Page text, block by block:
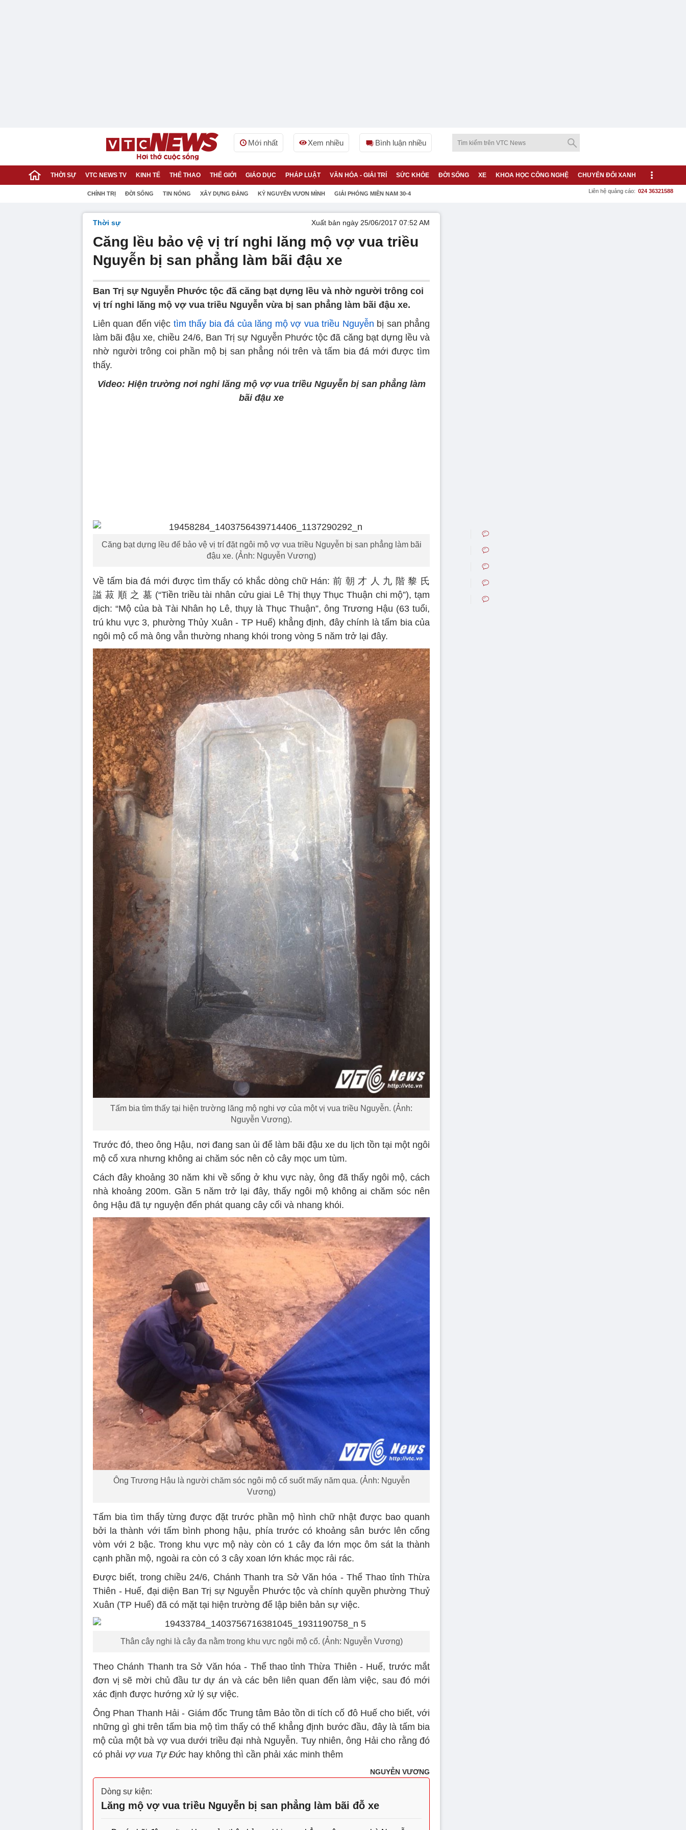
Mới nhất Xem nhiều Bình luận nhiều
THỜI SỰ VTC NEWS TV KINH TẾ THỂ THAO THẾ GIỚI GIÁO DỤC PHÁP LUẬT VĂN HÓA - GIẢI TRÍ SỨC KHỎE ĐỜI SỐNG XE KHOA HỌC CÔNG NGHỆ CHUYỂN ĐỔI XANH
CHÍNH TRỊ ĐỜI SỐNG TIN NÓNG XÂY DỰNG ĐẢNG KỶ NGUYÊN VƯƠN MÌNH GIẢI PHÓNG MIỀN NAM 30-4 Liên hệ quảng cáo: 024 36321588
Thời sự Xuất bản ngày 25/06/2017 07:52 AM
Căng lều bảo vệ vị trí nghi lăng mộ vợ vua triều
Nguyễn bị san phẳng làm bãi đậu xe
Ban Trị sự Nguyễn Phước tộc đã căng bạt dựng lều và nhờ người trông coi
vị trí nghi lăng mộ vợ vua triều Nguyễn vừa bị san phẳng làm bãi đậu xe.
Liên quan đến việc tìm thấy bia đá của lăng mộ vợ vua triều Nguyễn bị san phẳng
làm bãi đậu xe, chiều 24/6, Ban Trị sự Nguyễn Phước tộc đã căng bạt dựng lều và
nhờ người trông coi phần mộ bị san phẳng nói trên và tấm bia đá mới được tìm
thấy.
Video: Hiện trường nơi nghi lăng mộ vợ vua triều Nguyễn bị san phẳng làm
bãi đậu xe
Căng bạt dựng lều để bảo vệ vị trí đặt ngôi mộ vợ vua triều Nguyễn bị san phẳng làm bãi
đậu xe. (Ảnh: Nguyễn Vương)
Về tấm bia đá mới được tìm thấy có khắc dòng chữ Hán: 前 朝 才 人 九 階 黎 氏
謚 菽 順 之 墓 (“Tiền triều tài nhân cửu giai Lê Thị thụy Thục Thuận chi mộ”), tạm
dịch: “Mộ của bà Tài Nhân họ Lê, thụy là Thục Thuận”, ông Trương Hậu (63 tuổi,
trú khu vực 3, phường Thủy Xuân - TP Huế) khẳng định, đây chính là tấm bia của
ngôi mộ cổ mà ông vẫn thường nhang khói trong vòng 5 năm trở lại đây.
Tấm bia tìm thấy tại hiện trường lăng mộ nghi vợ của một vị vua triều Nguyễn. (Ảnh:
Nguyễn Vương).
Trước đó, theo ông Hậu, nơi đang san ủi để làm bãi đậu xe du lịch tồn tại một ngôi
mộ cổ xưa nhưng không ai chăm sóc nên cỏ cây mọc um tùm.
Cách đây khoảng 30 năm khi về sống ở khu vực này, ông đã thấy ngôi mộ, cách
nhà khoảng 200m. Gần 5 năm trở lại đây, thấy ngôi mộ không ai chăm sóc nên
ông Hậu đã tự nguyện đến phát quang cây cối và nhang khói.
Ông Trương Hậu là người chăm sóc ngôi mộ cổ suốt mấy năm qua. (Ảnh: Nguyễn
Vương)
Tấm bia tìm thấy từng được đặt trước phần mộ hình chữ nhật được bao quanh
bởi la thành với tấm bình phong hậu, phía trước có khoảng sân bước lên cổng
vòm với 2 bậc. Trong khu vực mộ này còn có 1 cây đa lớn mọc ôm sát la thành
cạnh phần mộ, ngoài ra còn có 3 cây xoan lớn khác mọc rải rác.
Được biết, trong chiều 24/6, Chánh Thanh tra Sở Văn hóa - Thể Thao tỉnh Thừa
Thiên - Huế, đại diện Ban Trị sự Nguyễn Phước tộc và chính quyền phường Thuỷ
Xuân (TP Huế) đã có mặt tại hiện trường để lập biên bản sự việc.
Thân cây nghi là cây đa nằm trong khu vực ngôi mộ cổ. (Ảnh: Nguyễn Vương)
Theo Chánh Thanh tra Sở Văn hóa - Thể thao tỉnh Thừa Thiên - Huế, trước mắt
đơn vị sẽ mời chủ đầu tư dự án và các bên liên quan đến làm việc, sau đó mới
xác định được hướng xử lý sự việc.
Ông Phan Thanh Hải - Giám đốc Trung tâm Bảo tồn di tích cố đô Huế cho biết, với
những gì ghi trên tấm bia mộ tìm thấy có thể khẳng định bước đầu, đây là tấm bia
mộ của một bà vợ vua dưới triều đại nhà Nguyễn. Tuy nhiên, ông Hải cho rằng đó
có phải vợ vua Tự Đức hay không thì cần phải xác minh thêm
NGUYỄN VƯƠNG
Dòng sự kiện:
Lăng mộ vợ vua triều Nguyễn bị san phẳng làm bãi đỗ xe